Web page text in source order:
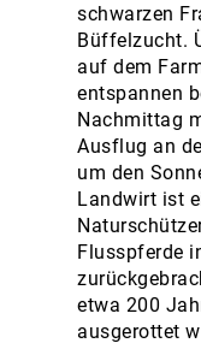
schwarzen
Büffelzucht.
auf dem
entspannen
Nachmittag
Ausflug an
um den
Landwirt ist
Flusspferde
etwa 200
ausgerottet